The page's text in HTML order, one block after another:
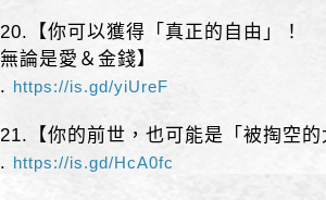
20.【你可以獲得「真正的自由」！
無論是愛＆金錢】
. https://is.gd/yiUreF
21.【你的前世，也可能是「被掏空
. https://is.gd/HcA0fc